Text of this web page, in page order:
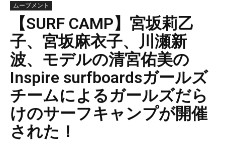
ムーブメント
【SURF CAMP】宮坂莉乙
子、宮坂麻衣子、川瀬新
波、モデルの清宮佑美の
Inspire surfboardsガールズ
チームによるガールズだら
けのサーフキャンプが開催
された！